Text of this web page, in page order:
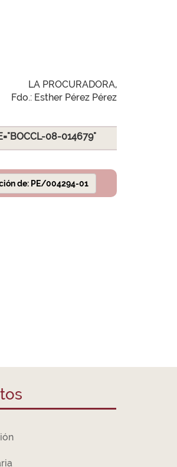
LA PROCURADORA,
Fdo.: Esther Pérez Pérez
08-014679"
de: PE/004294-01